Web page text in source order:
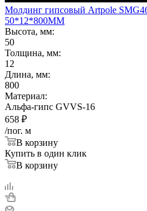
Молдинг гипсовый Artpole
50*12*800ММ
Высота, мм:
50
Толщина, мм:
12
Длина, мм:
800
Материал:
Альфа-гипс GVVS-16
658 ₽
/пог. м
В корзину
Купить в один клик
В корзину